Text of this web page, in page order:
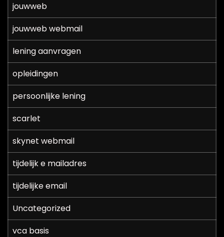
jouwweb
jouwweb webmail
lening aanvragen
opleidingen
persoonlijke lening
scarlet
skynet webmail
tijdelijk e mailadres
tijdelijke email
Uncategorized
vca basis